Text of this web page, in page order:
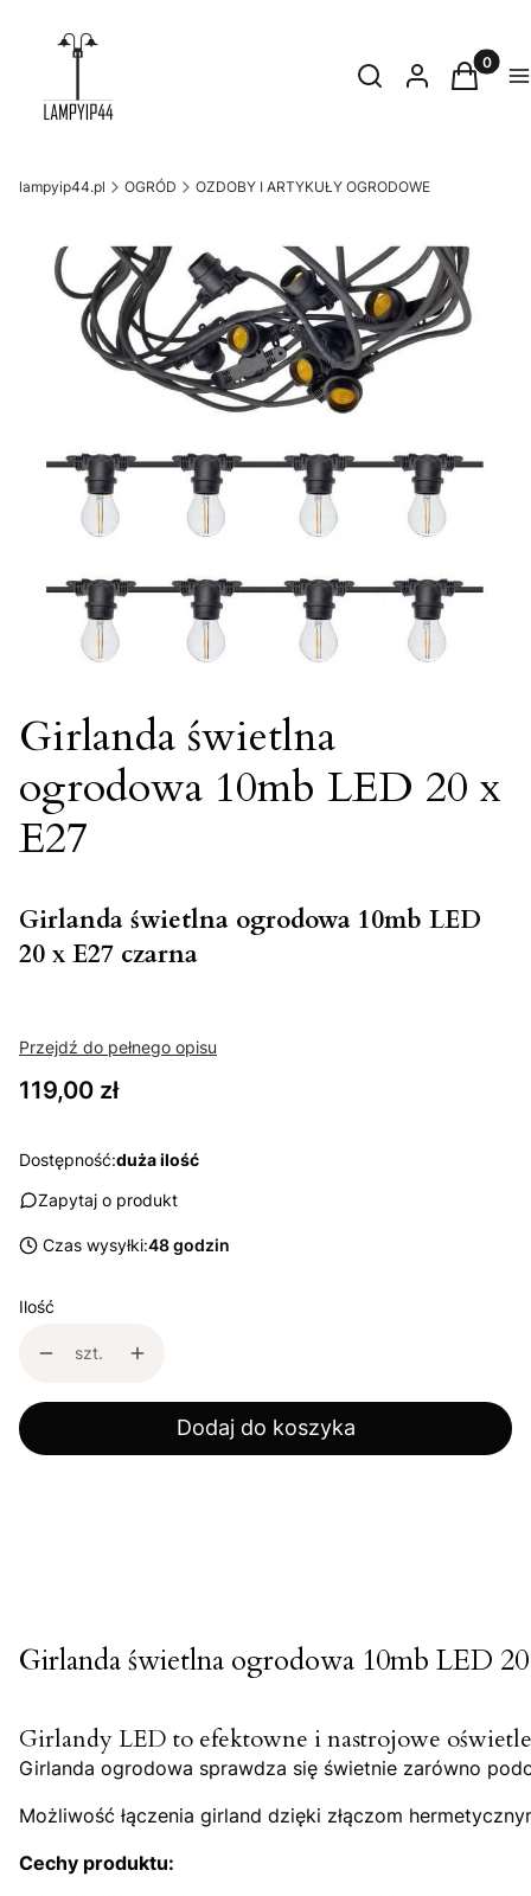
Otwórz
SzukajZaloguj sięKoszyk
lampyip44.pl OGRÓD OZDOBY I ARTYKUŁY OGRODOWE
Girlanda świetlna
ogrodowa 10mb LED 20 x
E27
Girlanda świetlna ogrodowa 10mb LED
20 x E27 czarna
Przejdź do pełnego opisu
Cena
119,00 zł
Dostępność:duża ilość
Zapytaj o produkt
Czas wysyłki:48 godzin
Ilość
szt.
Dodaj do koszyka
Girlanda świetlna ogrodowa 10mb LED
Girlandy LED to efektowne i nastrojowe
Girlanda ogrodowa sprawdza się świetnie zarówno
Możliwość łączenia girland dzięki złączom
Cechy produktu: